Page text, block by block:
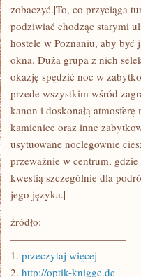
zobaczyć.|To, co przyciąga
podziwiać chodząc starymi
hostele w Poznaniu, aby
okna. Duża grupa z nich
okazję spędzić noc w
przede wszystkim wśród
kanon i doskonałą
kamienice oraz inne
usytuowane noclegownie
przeważnie w centrum,
kwestią szczególnie dla
jego języka.|
źródło:
———————————
1. przeczytaj więcej
2. http://optik-knigge.de